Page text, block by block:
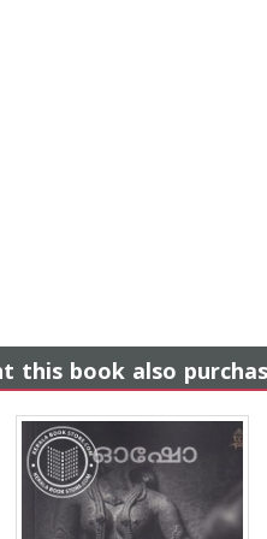
this book also